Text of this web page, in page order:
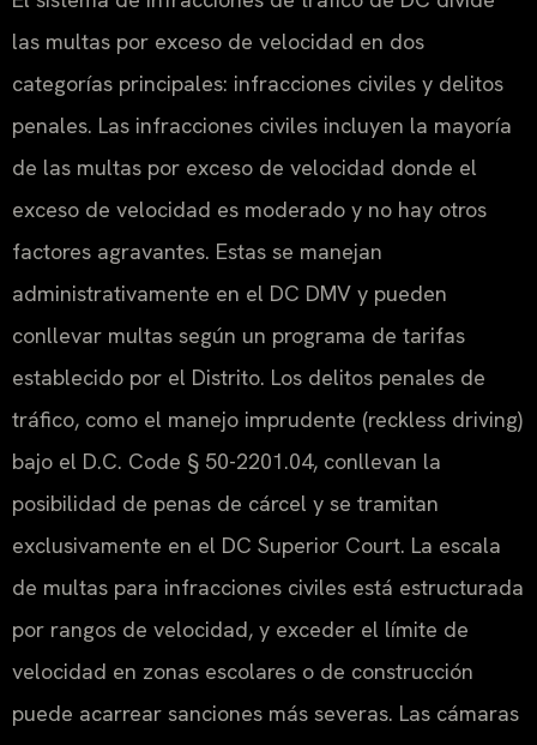
las multas por exceso de velocidad en dos
categorías principales: infracciones civiles y delitos
penales. Las infracciones civiles incluyen la mayoría
de las multas por exceso de velocidad donde el
exceso de velocidad es moderado y no hay otros
factores agravantes. Estas se manejan
administrativamente en el DC DMV y pueden
conllevar multas según un programa de tarifas
establecido por el Distrito. Los delitos penales de
tráfico, como el manejo imprudente (reckless driving)
bajo el D.C. Code § 50-2201.04, conllevan la
posibilidad de penas de cárcel y se tramitan
exclusivamente en el DC Superior Court. La escala
de multas para infracciones civiles está estructurada
por rangos de velocidad, y exceder el límite de
velocidad en zonas escolares o de construcción
puede acarrear sanciones más severas. Las cámaras